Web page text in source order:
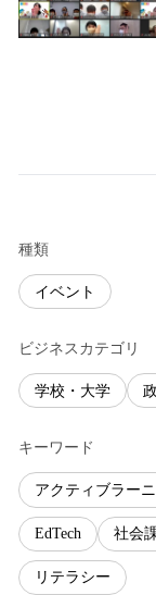
種類
イベント
ビジネスカテゴリ
学校・大学
キーワード
アクティブラー
EdTech 社会
リテラシー